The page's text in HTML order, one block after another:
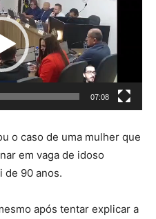
07:08
o caso de uma mulher que
em vaga de idoso
de 90 anos.
após tentar explicar a